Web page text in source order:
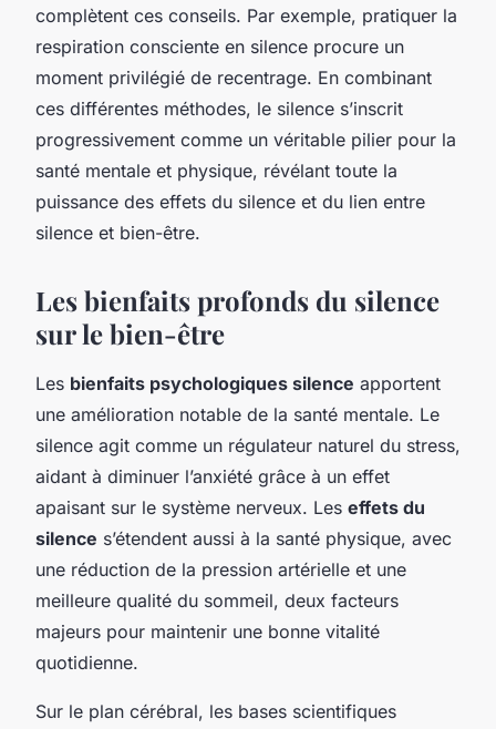
complètent ces conseils. Par exemple, pratiquer la
respiration consciente en silence procure un
moment privilégié de recentrage. En combinant
ces différentes méthodes, le silence s’inscrit
progressivement comme un véritable pilier pour la
santé mentale et physique, révélant toute la
puissance des effets du silence et du lien entre
silence et bien-être.
Les bienfaits profonds du silence
sur le bien-être
Les bienfaits psychologiques silence apportent
une amélioration notable de la santé mentale. Le
silence agit comme un régulateur naturel du stress,
aidant à diminuer l’anxiété grâce à un effet
apaisant sur le système nerveux. Les effets du
silence s’étendent aussi à la santé physique, avec
une réduction de la pression artérielle et une
meilleure qualité du sommeil, deux facteurs
majeurs pour maintenir une bonne vitalité
quotidienne.
Sur le plan cérébral, les bases scientifiques